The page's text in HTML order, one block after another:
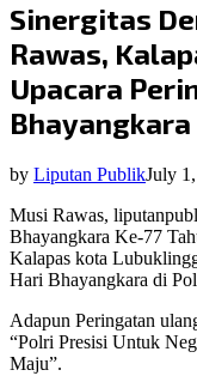
Sinergitas
Rawas,
Upacara
Bhayangkara
by Liputan PublikJuly
Musi Rawas,
Bhayangkara Ke-77
Kalapas kota
Hari Bhayangkara di
Adapun Peringatan
“Polri Presisi Untuk
Maju”.